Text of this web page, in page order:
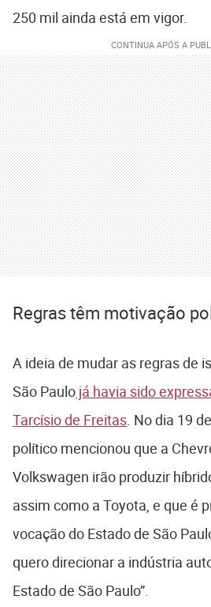
250 mil ainda está em vigor.
Regras têm motivação
A ideia de mudar as regras de
São Paulo já havia sido
Tarcísio de Freitas . No dia 19
político mencionou que a
Volkswagen irão produzir
assim como a Toyota, e que é
vocação do Estado de São
quero direcionar a indústria
Estado de São Paulo”.